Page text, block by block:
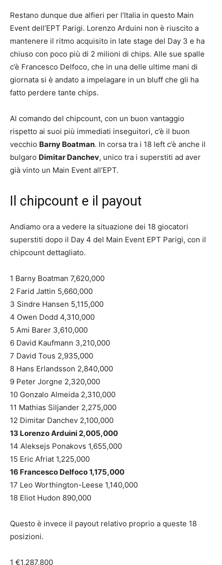
Restano dunque due alfieri per l’Italia in questo Main
Event dell’EPT Parigi. Lorenzo Arduini non è riuscito a
mantenere il ritmo acquisito in late stage del Day 3 e ha
chiuso con poco più di 2 milioni di chips. Alle sue spalle
c’è Francesco Delfoco, che in una delle ultime mani di
giornata si è andato a impelagare in un bluff che gli ha
fatto perdere tante chips.
Al comando del chipcount, con un buon vantaggio
rispetto ai suoi più immediati inseguitori, c’è il buon
vecchio Barny Boatman. In corsa tra i 18 left c’è anche il
bulgaro Dimitar Danchev, unico tra i superstiti ad aver
già vinto un Main Event all’EPT.
Il chipcount e il payout
Andiamo ora a vedere la situazione dei 18 giocatori
superstiti dopo il Day 4 del Main Event EPT Parigi, con il
chipcount dettagliato.
1 Barny Boatman 7,620,000
2 Farid Jattin 5,660,000
3 Sindre Hansen 5,115,000
4 Owen Dodd 4,310,000
5 Ami Barer 3,610,000
6 David Kaufmann 3,210,000
7 David Tous 2,935,000
8 Hans Erlandsson 2,840,000
9 Peter Jorgne 2,320,000
10 Gonzalo Almeida 2,310,000
11 Mathias Siljander 2,275,000
12 Dimitar Danchev 2,100,000
13 Lorenzo Arduini 2,005,000
14 Aleksejs Ponakovs 1,655,000
15 Eric Afriat 1,225,000
16 Francesco Delfoco 1,175,000
17 Leo Worthington-Leese 1,140,000
18 Eliot Hudon 890,000
Questo è invece il payout relativo proprio a queste 18
posizioni.
1 €1,287,800